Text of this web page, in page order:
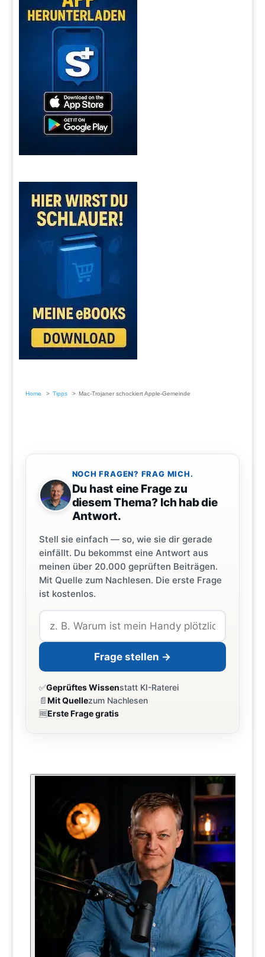
Home Tipps Mac-Trojaner schockiert Apple-Gemeinde
NOCH FRAGEN? FRAG MICH.
Du hast eine Frage zu
diesem Thema? Ich hab die
Antwort.
Stell sie einfach — so, wie sie dir gerade
einfällt. Du bekommst eine Antwort aus
meinen über 20.000 geprüften Beiträgen.
Mit Quelle zum Nachlesen. Die erste Frage
ist kostenlos.
Frage stellen →
✅Geprüftes Wissenstatt KI-Raterei
📄Mit Quellezum Nachlesen
🆓Erste Frage gratis